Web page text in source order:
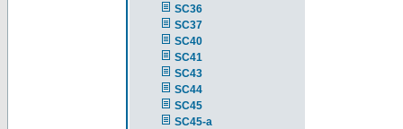
SC36
SC37
SC40
SC41
SC43
SC44
SC45
SC45-a